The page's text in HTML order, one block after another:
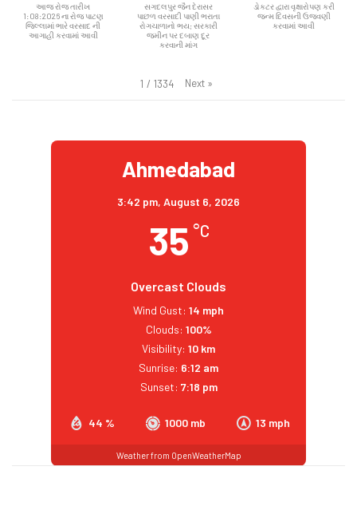
આજ રોજ તારીખ
1:08:2026 ના રોજ પાટણ
જિલ્લામાં ભારે વરસાદ ની
આગાહી કરવામાં આવી
સગદલપુર જૈન દેરાસર
પાછળ વરસાદી પાણી ભરાતા
રોગચાળાનો ભય; સરકારી
જમીન પર દબાણ દૂર
કરવાની માંગ
ડોકટર દ્વારા વૃક્ષારોપણ કરી
જન્મ દિવસની ઉજવણી
કરવામાં આવી
1 / 1334 Next »
Ahmedabad
3:42 pm, August 6, 2026
35 °C
Overcast Clouds
44 % 1000 mb 13 mph
Wind Gust: 14 mph
Clouds: 100%
Visibility: 10 km
Sunrise: 6:12 am
Sunset: 7:18 pm
Weather from OpenWeatherMap